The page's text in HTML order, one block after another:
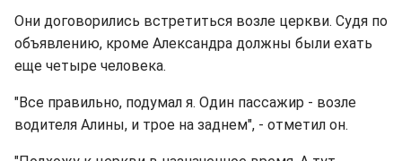
Они договорились встретиться возле церкви. Судя по
объявлению, кроме Александра должны были ехать
еще четыре человека.
"Все правильно, подумал я. Один пассажир - возле
водителя Алины, и трое на заднем", - отметил он.